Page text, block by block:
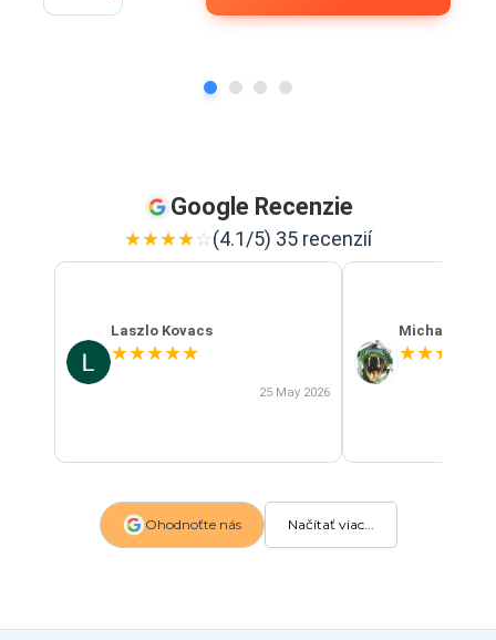
Google Recenzie
★★★★☆(4.1/5) 35 recenzií
Laszlo Kovacs
★★★★★
25 May 2026
Michal Szabo
★★★
Ohodnoťte nás Načítať viac...